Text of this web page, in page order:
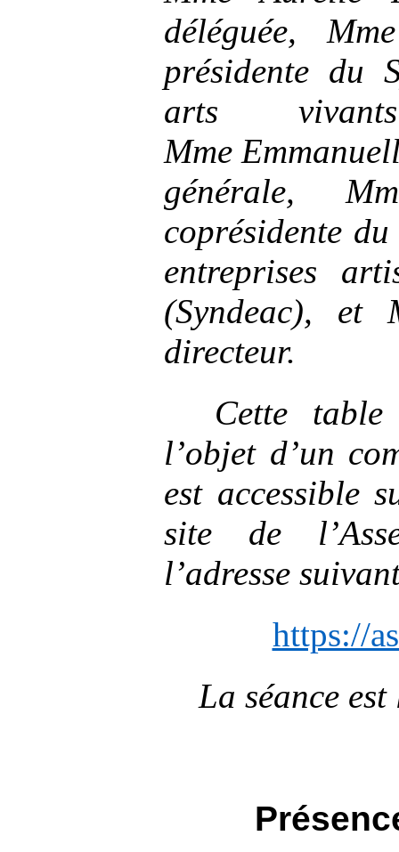
déléguée, Mme
présidente du
arts
Mme
générale,
coprésidente
entreprises
(Syndeac), et
directeur.
Cette
l’objet d’un
est accessible
site de
l’adresse
https://
La séance est
Pré